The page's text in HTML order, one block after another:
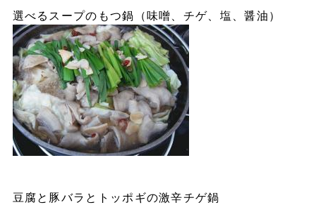
選べるスープのもつ鍋（味噌、チゲ、塩、醤油）
豆腐と豚バラとトッポギの激辛チゲ鍋